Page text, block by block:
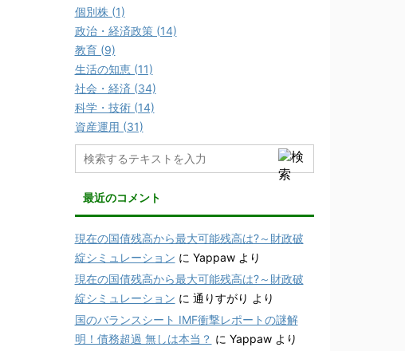
個別株 (1)
政治・経済政策 (14)
教育 (9)
生活の知恵 (11)
社会・経済 (34)
科学・技術 (14)
資産運用 (31)
最近のコメント
現在の国債残高から最大可能残高は?～財政破
綻シミュレーション に Yappawより
現在の国債残高から最大可能残高は?～財政破
綻シミュレーション に 通りすがり より
国のバランスシート IMF衝撃レポートの謎解
明！債務超過 無しは本当？ に Yappawより